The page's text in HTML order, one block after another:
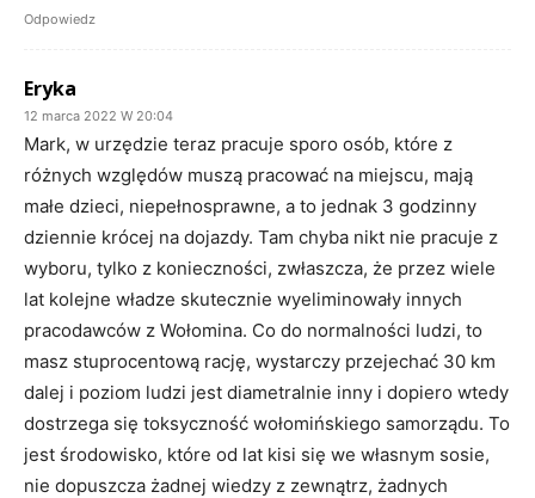
Odpowiedz
Eryka
12 marca 2022 W 20:04
Mark, w urzędzie teraz pracuje sporo osób, które z
różnych względów muszą pracować na miejscu, mają
małe dzieci, niepełnosprawne, a to jednak 3 godzinny
dziennie krócej na dojazdy. Tam chyba nikt nie pracuje z
wyboru, tylko z konieczności, zwłaszcza, że przez wiele
lat kolejne władze skutecznie wyeliminowały innych
pracodawców z Wołomina. Co do normalności ludzi, to
masz stuprocentową rację, wystarczy przejechać 30 km
dalej i poziom ludzi jest diametralnie inny i dopiero wtedy
dostrzega się toksyczność wołomińskiego samorządu. To
jest środowisko, które od lat kisi się we własnym sosie,
nie dopuszcza żadnej wiedzy z zewnątrz, żadnych